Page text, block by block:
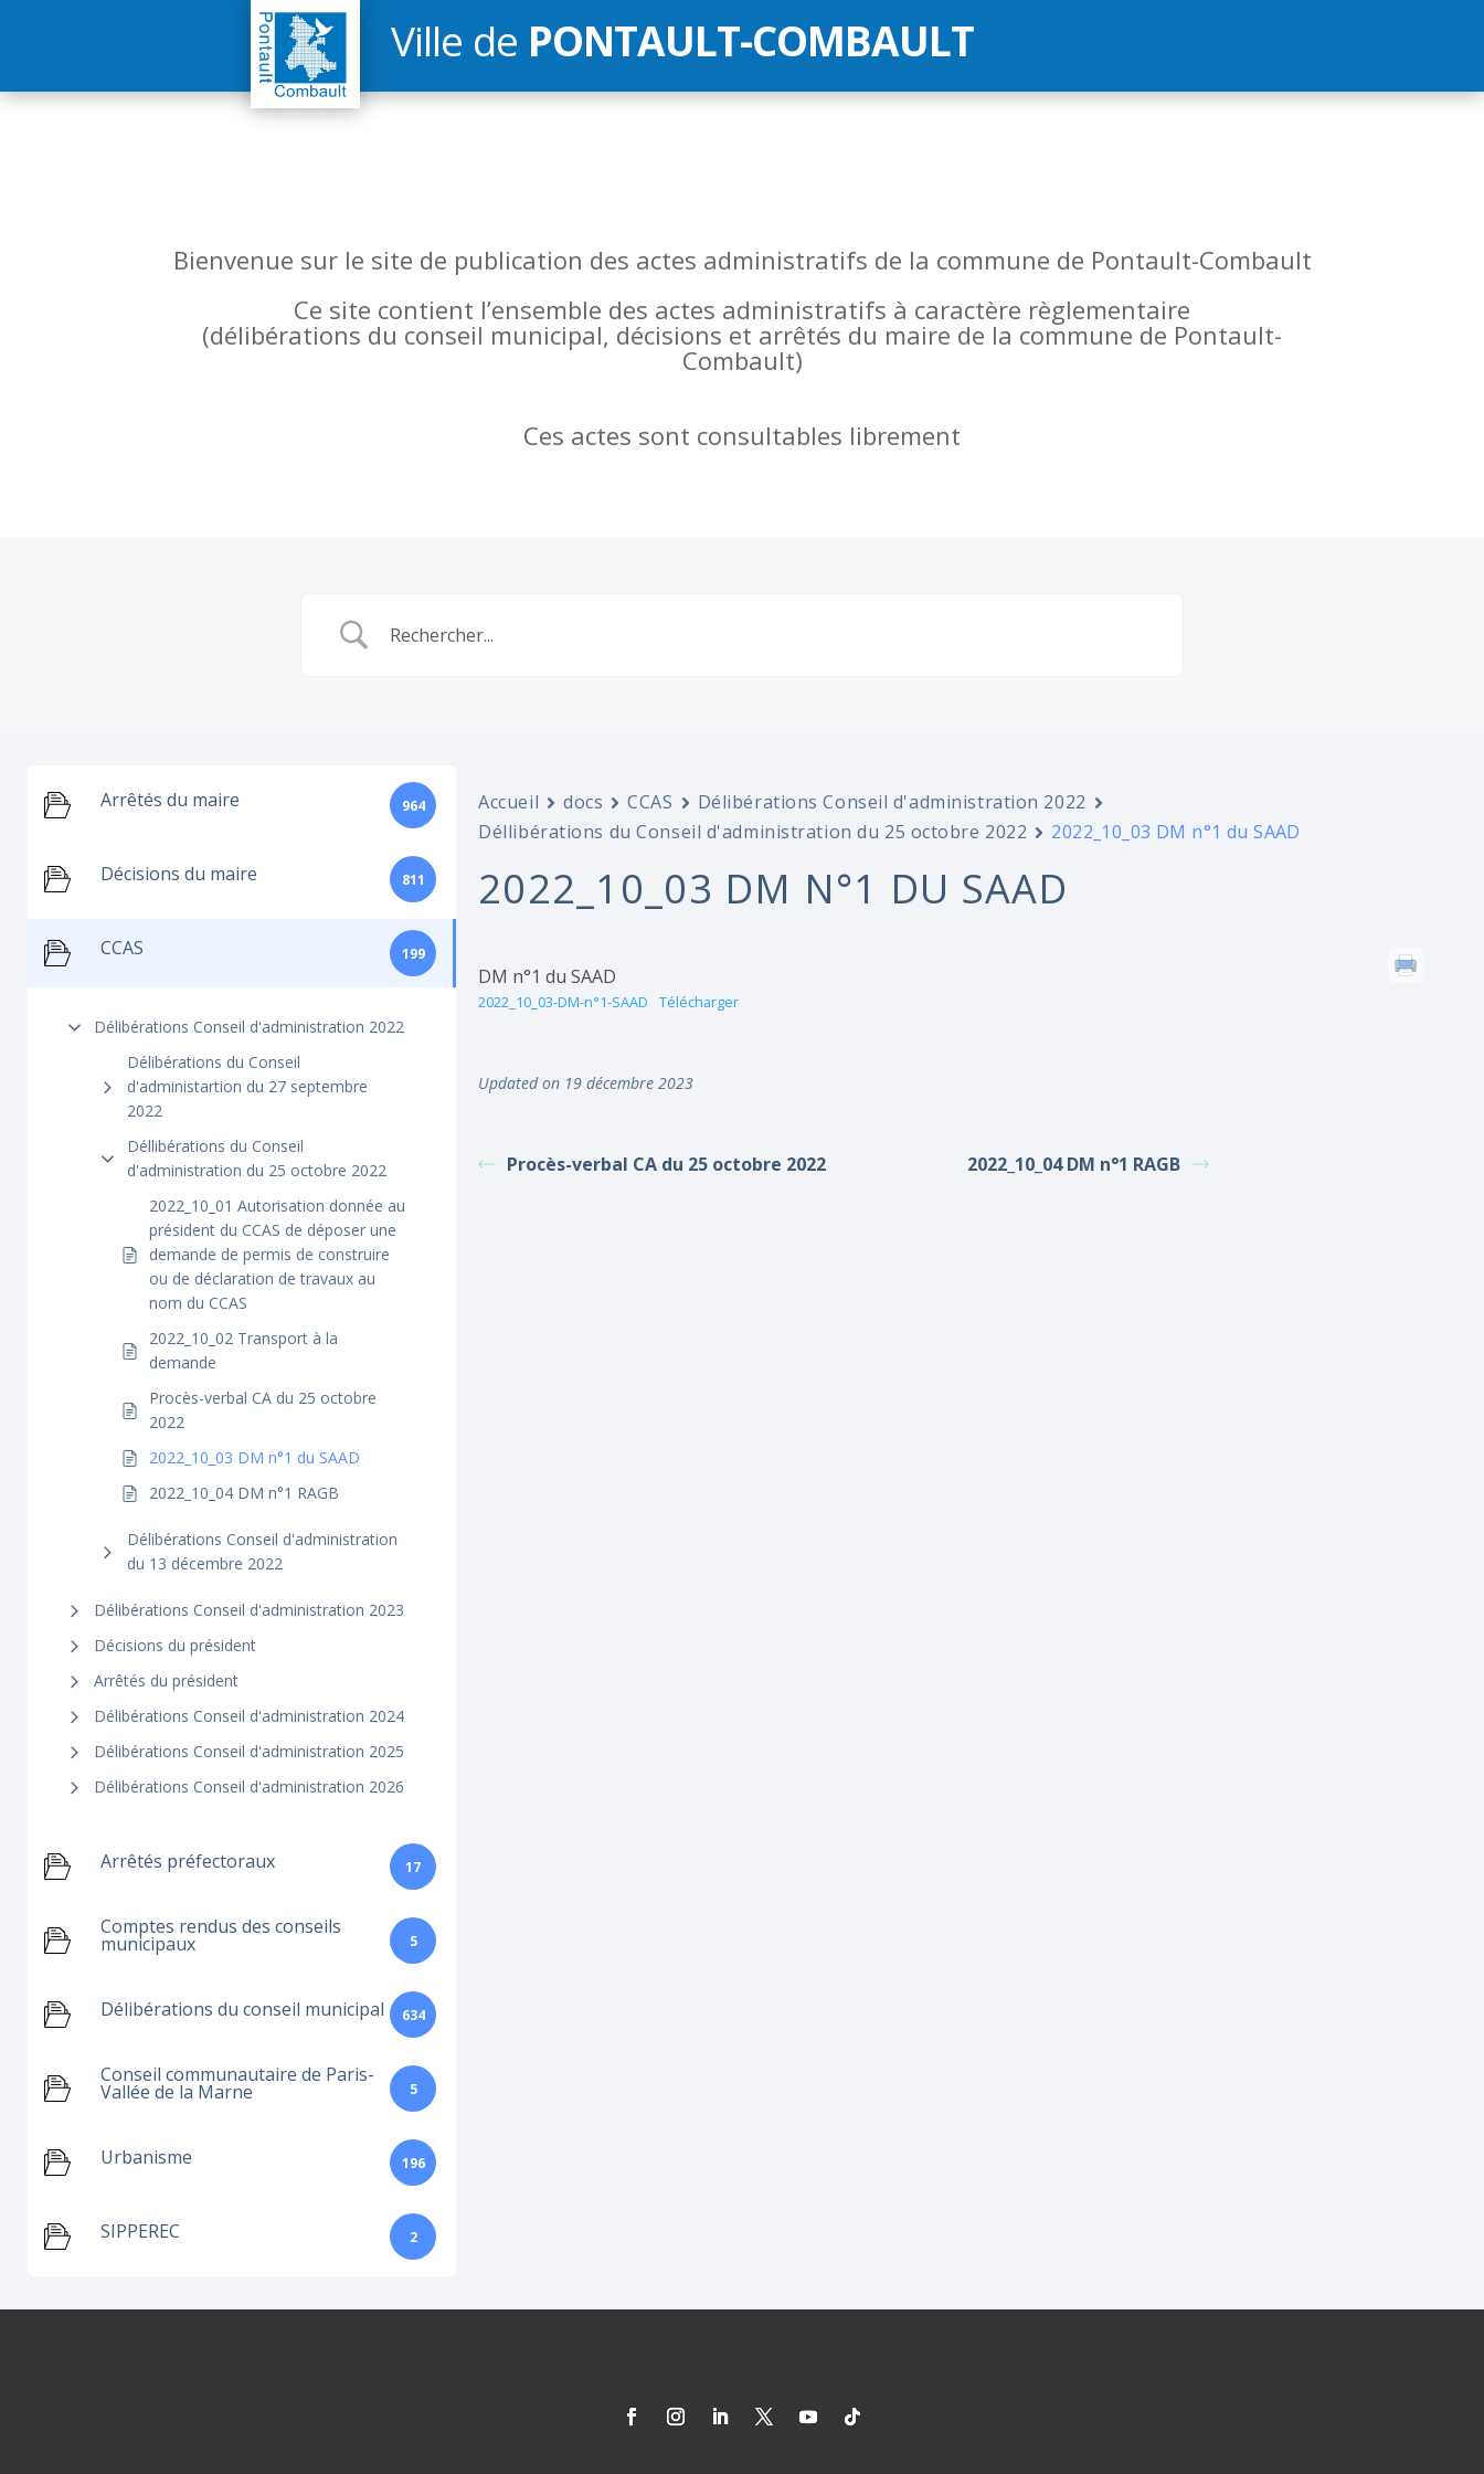
Ville de PONTAULT-COMBAULT
Bienvenue sur le site de publication des actes administratifs de la commune de Pontault-Combault
Ce site contient l’ensemble des actes administratifs à caractère règlementaire
(délibérations du conseil municipal, décisions et arrêtés du maire de la commune de Pontault-
Combault)
Ces actes sont consultables librement
Arrêtés du maire 964
Décisions du maire 811
CCAS 199
Délibérations Conseil d'administration 2022
Délibérations du Conseil
d'administartion du 27 septembre
2022
Déllibérations du Conseil
d'administration du 25 octobre 2022
2022_10_01 Autorisation donnée au
président du CCAS de déposer une
demande de permis de construire
ou de déclaration de travaux au
nom du CCAS
2022_10_02 Transport à la
demande
Procès-verbal CA du 25 octobre
2022
2022_10_03 DM n°1 du SAAD
2022_10_04 DM n°1 RAGB
Délibérations Conseil d'administration
du 13 décembre 2022
Délibérations Conseil d'administration 2023
Décisions du président
Arrêtés du président
Délibérations Conseil d'administration 2024
Délibérations Conseil d'administration 2025
Délibérations Conseil d'administration 2026
Arrêtés préfectoraux 17
Comptes rendus des conseils
municipaux 5
Délibérations du conseil municipal 634
Conseil communautaire de Paris-
Vallée de la Marne 5
Urbanisme 196
SIPPEREC 2
Accueil docs CCAS
Délibérations Conseil d'administration 2022
Déllibérations du Conseil d'administration du 25 octobre 2022
2022_10_03 DM n°1 du SAAD
2022_10_03 DM N°1 DU SAAD
DM n°1 du SAAD
2022_10_03-DM-n°1-SAAD Télécharger
Updated on 19 décembre 2023
Procès-verbal CA du 25 octobre 2022 2022_10_04 DM n°1 RAGB